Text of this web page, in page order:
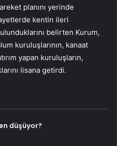
planını yerinde
kentin ileri
belirten Kurum,
kuruluşlarının, kanaat
yapan kuruluşların,
lisana getirdi.
düşüyor?